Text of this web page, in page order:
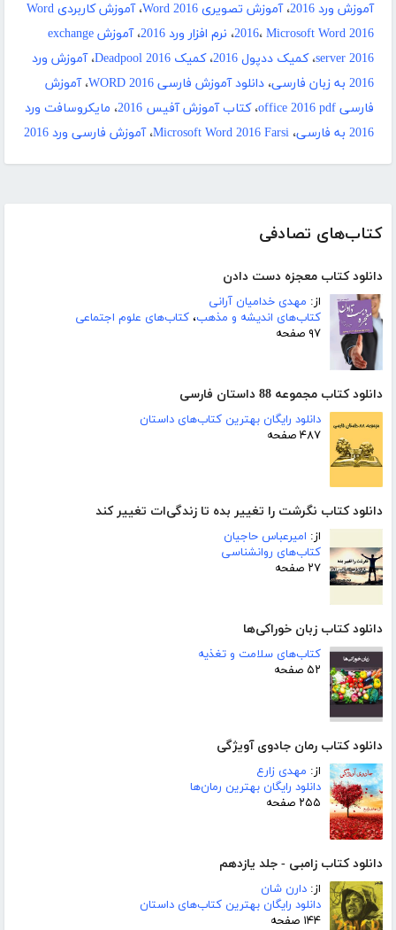
کتاب‌های تصادفی
دانلود کتاب معجزه دست دادن
از: مهدی خدامیان آرانی
کتاب‌های اندیشه و مذهب، کتاب‌های علوم اجتماعی
۹۷ صفحه
دانلود کتاب مجموعه 88 داستان فارسی
دانلود رایگان بهترین کتاب‌های داستان
۴۸۷ صفحه
دانلود کتاب نگرشت را تغییر بده تا زندگی‌ات تغییر کند
از: امیرعباس حاجیان
کتاب‌های روانشناسی
۲۷ صفحه
دانلود کتاب زبان خوراکی‌ها
کتاب‌های سلامت و تغذیه
۵۲ صفحه
دانلود کتاب رمان جادوی آویژگی
از: مهدی زارع
دانلود رایگان بهترین رمان‌ها
۲۵۵ صفحه
دانلود کتاب زامبی - جلد یازدهم
از: دارن شان
دانلود رایگان بهترین کتاب‌های داستان
۱۴۴ صفحه
آموزش ورد 2016
،آموزش تصویری Word 2016 ،
آموزش کاربردی Word
2016، Microsoft Word 2016 ، نرم افزار ورد 2016 ،
آموزش exchange
server 2016،کمیک ددپول 2016 ،کمیک Deadpool 2016 ،آموزش ورد
2016 به زبان فارسی
، دانلود آموزش فارسی WORD 2016 ،آموزش
فارسی office 2016 pdf
،کتاب آموزش آفیس 2016 ، مایکروسافت ورد
2016 به فارسی
، Microsoft Word 2016 Farsi،آموزش فارسی ورد 2016